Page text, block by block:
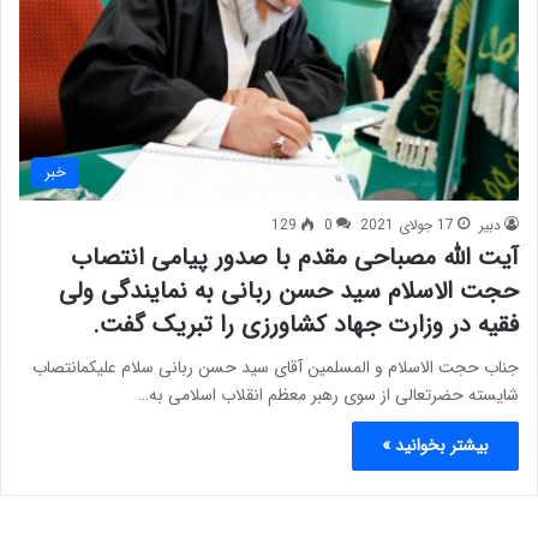
خبر
دبیر 17 جولای 2021 0
129
آیت الله مصباحی مقدم با صدور پیامی انتصاب
حجت الاسلام سید حسن ربانی به نمایندگی ولی
فقیه در وزارت جهاد کشاورزی را تبریک گفت.
جناب حجت الاسلام و المسلمین آقای سید حسن ربانی سلام علیکمانتصاب
شایسته حضرتعالی از سوی رهبر معظم انقلاب اسلامی به…
بیشتر بخوانید »